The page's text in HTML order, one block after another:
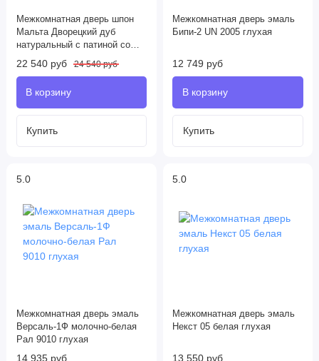
Межкомнатная дверь шпон
Мальта Дворецкий дуб
натуральный с патиной со
стеклом
22 540 руб 24 540 руб
Межкомнатная дверь эмаль
Бипи-2 UN 2005 глухая
12 749 руб
5.0
Межкомнатная дверь эмаль
Версаль-1Ф молочно-белая
Рал 9010 глухая
14 935 руб
5.0
Межкомнатная дверь эмаль
Некст 05 белая глухая
13 550 руб